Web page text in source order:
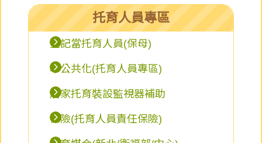
托育人員專區
登記當托育人員(保母)
準公共化(托育人員專區)
居家托育裝設監視器補助
保險(托育人員責任保險)